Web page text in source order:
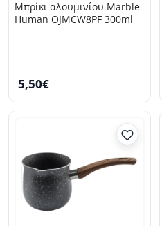
Μπρίκι αλουμινίου Marble
Human OJMCW8PF 300ml
5,50€